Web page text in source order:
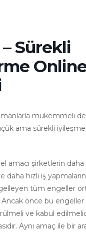
Sürekli
mükemmeli
ama sürekli
amacı şirketlerin
daha hızlı iş
tüm engeller
Ancak önce bu
ve kabul
Aynı amaç ile bir